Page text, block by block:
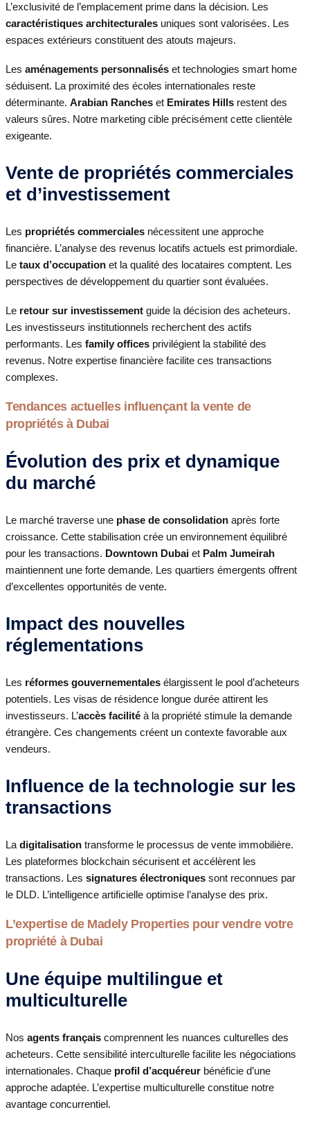
L’exclusivité de l’emplacement prime dans la décision. Les
caractéristiques architecturales uniques sont valorisées. Les
espaces extérieurs constituent des atouts majeurs.
Les aménagements personnalisés et technologies smart home
séduisent. La proximité des écoles internationales reste
déterminante. Arabian Ranches et Emirates Hills restent des
valeurs sûres. Notre marketing cible précisément cette clientèle
exigeante.
Vente de propriétés commerciales
et d’investissement
Les propriétés commerciales nécessitent une approche
financière. L’analyse des revenus locatifs actuels est primordiale.
Le taux d’occupation et la qualité des locataires comptent. Les
perspectives de développement du quartier sont évaluées.
Le retour sur investissement guide la décision des acheteurs.
Les investisseurs institutionnels recherchent des actifs
performants. Les family offices privilégient la stabilité des
revenus. Notre expertise financière facilite ces transactions
complexes.
Tendances actuelles influençant la vente de
propriétés à Dubai
Évolution des prix et dynamique
du marché
Le marché traverse une phase de consolidation après forte
croissance. Cette stabilisation crée un environnement équilibré
pour les transactions. Downtown Dubai et Palm Jumeirah
maintiennent une forte demande. Les quartiers émergents offrent
d’excellentes opportunités de vente.
Impact des nouvelles
réglementations
Les réformes gouvernementales élargissent le pool d’acheteurs
potentiels. Les visas de résidence longue durée attirent les
investisseurs. L’accès facilité à la propriété stimule la demande
étrangère. Ces changements créent un contexte favorable aux
vendeurs.
Influence de la technologie sur les
transactions
La digitalisation transforme le processus de vente immobilière.
Les plateformes blockchain sécurisent et accélèrent les
transactions. Les signatures électroniques sont reconnues par
le DLD. L’intelligence artificielle optimise l’analyse des prix.
L’expertise de Madely Properties pour vendre votre
propriété à Dubai
Une équipe multilingue et
multiculturelle
Nos agents français comprennent les nuances culturelles des
acheteurs. Cette sensibilité interculturelle facilite les négociations
internationales. Chaque profil d’acquéreur bénéficie d’une
approche adaptée. L’expertise multiculturelle constitue notre
avantage concurrentiel.